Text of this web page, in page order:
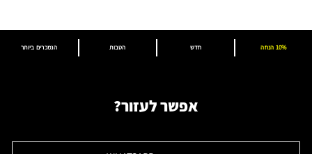
הנמכרים ביותר הטבות חדש 10% הנחה
אפשר לעזור?